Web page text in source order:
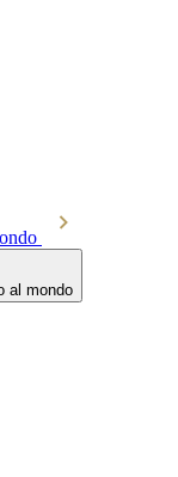
al mondo